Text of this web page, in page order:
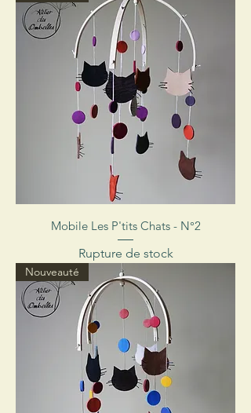
Mobile Les P'tits Chats - N°2
Rupture de stock
Nouveauté